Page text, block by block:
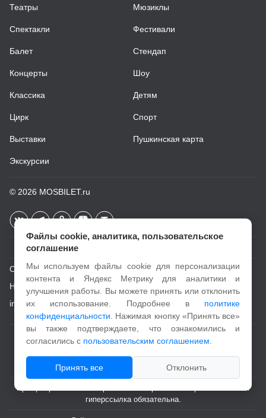
Театры
Спектакли
Балет
Концерты
Классика
Цирк
Выставки
Экскурсии
Мюзиклы
Фестивали
Стендап
Шоу
Детям
Спорт
Пушкинская карта
© 2026 MOSBILET.ru
О проекте
Новости
info@mosbilet.ru
Пользовательское соглашение
Политика конфиденциальности
При цитировании и копировании материалов с портала активная
гиперссылка обязательна.
Файлы cookie, аналитика, пользовательское
соглашение
Мы используем файлы cookie для персонализации
контента и Яндекс Метрику для аналитики и
улучшения работы. Вы можете принять или отклонить
их использование. Подробнее в политике
конфиденциальности . Нажимая кнопку «Принять все»
вы также подтверждаете, что ознакомились и
согласились с пользовательским соглашением
Принять все Отклонить